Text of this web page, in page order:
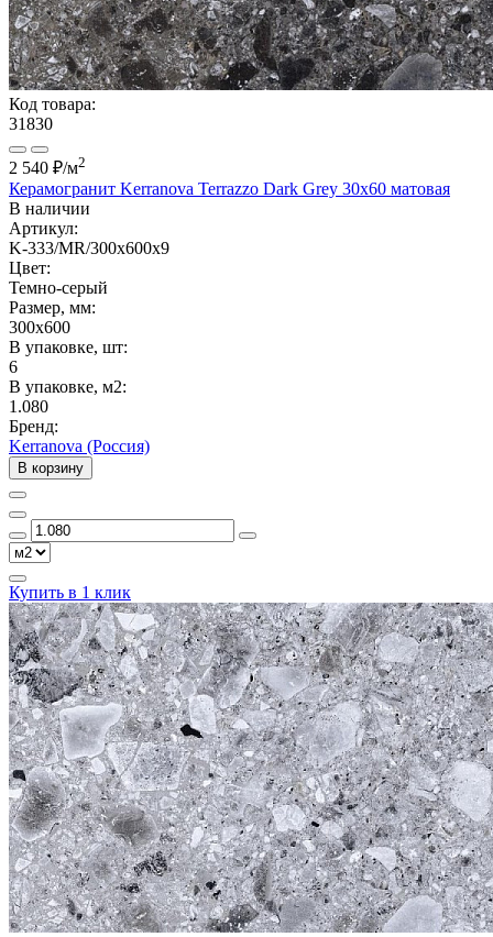
Код товара:
31830
2 540 ₽/м2
Керамогранит Kerranova Terrazzo Dark Grey 30x60 матовая
В наличии
Артикул:
K-333/MR/300x600x9
Цвет:
Темно-серый
Размер, мм:
300x600
В упаковке, шт:
6
В упаковке, м2:
1.080
Бренд:
Kerranova (Россия)
В корзину
Купить в 1 клик